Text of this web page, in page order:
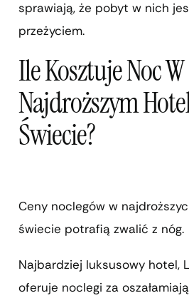
sprawiają, że pobyt w nich
przeżyciem.
Ile Kosztuje Noc W
Najdroższym
Świecie?
Ceny noclegów w
świecie potrafią zwalić z nóg.
Najbardziej luksusowy hotel,
oferuje noclegi za